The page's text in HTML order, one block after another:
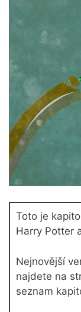
Toto je
Harry Potter
Nejnovější
najdete na
seznam